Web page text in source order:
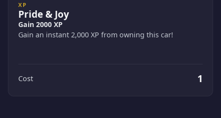
XP
Pride & Joy
Gain 2000 XP
Gain an instant 2,000 XP from owning this car!
Cost 1